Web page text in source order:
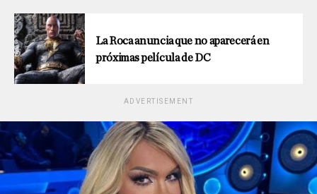
La Roca anuncia que no aparecerá en
próximas película de DC
ADVERTISEMENT